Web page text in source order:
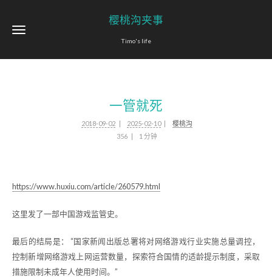
樱桃沟夹事
Timo's life
一管就死
2018-09-02 2025-02-10
樱桃沟
356
1 分钟
https://www.huxiu.com/article/260579.html
这里发了一部中国游戏监管史。
最后的结局是： “国家新闻出版总署将对网络游戏行业实施总量调控，
控制新增网络游戏上网运营数量，探索符合国情的适龄提示制度，采取
措施限制未成年人使用时间。”